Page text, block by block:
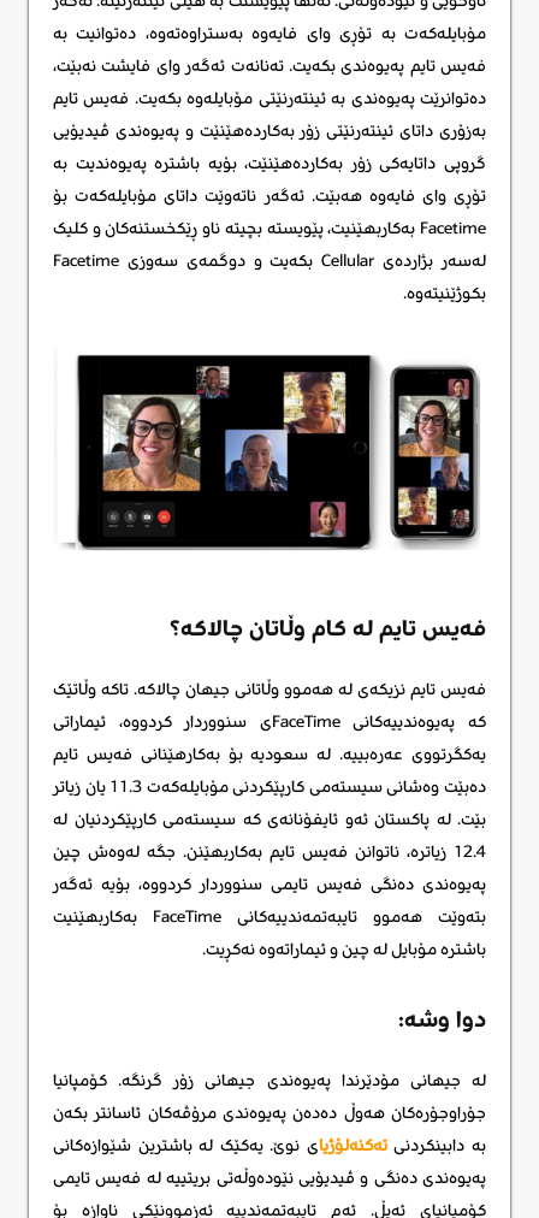
مۆبایلەکەت بە تۆڕی وای فایەوە بەستراوەتەوە، دەتوانیت بە
فەیس تایم پەیوەندی بکەیت. تەنانەت ئەگەر وای فایشت نەبێت،
دەتوانرێت پەیوەندی بە ئینتەرنێتی مۆبایلەوە بکەیت. فەیس تایم
بەزۆری داتای ئینتەرنێتی زۆر بەکاردەهێنێت و پەیوەندی ڤیدیۆیی
گروپی داتایەکی زۆر بەکاردەهێنێت، بۆیە باشترە پەیوەندیت بە
تۆڕی وای فایەوە هەبێت. ئەگەر ناتەوێت داتای مۆبایلەکەت بۆ
Facetime بەکاربهێنیت، پێویستە بچیتە ناو ڕێکخستنەکان و کلیک
لەسەر بژاردەی Cellular بکەیت و دوگمەی سەوزی Facetime
بکوژێنیتەوە.
فەیس تایم لە کام وڵاتان چالاکە؟
فەیس تایم نزیکەی لە هەموو وڵاتانی جیهان چالاکە. تاکە وڵاتێک
کە پەیوەندییەکانی FaceTimeی سنووردار کردووە، ئیماراتی
یەکگرتووی عەرەبییە. لە سعودیە بۆ بەکارهێنانی فەیس تایم
دەبێت وەشانی سیستەمی کارپێکردنی مۆبایلەکەت 11.3 یان زیاتر
بێت. لە پاکستان ئەو ئایفۆنانەی کە سیستەمی کارپێکردنیان لە
12.4 زیاترە، ناتوانن فەیس تایم بەکاربهێنن. جگە لەوەش چین
پەیوەندی دەنگی فەیس تایمی سنووردار کردووە، بۆیە ئەگەر
بتەوێت هەموو تایبەتمەندییەکانی FaceTime بەکاربهێنیت
باشترە مۆبایل لە چین و ئیماراتەوە نەکڕیت.
دوا وشە:
لە جیهانی مۆدێرندا پەیوەندی جیهانی زۆر گرنگە. کۆمپانیا
جۆراوجۆرەکان هەوڵ دەدەن پەیوەندی مرۆڤەکان ئاسانتر بکەن
بە دابینکردنیتەکنەلۆژیای نوێ. یەکێک لە باشترین شێوازەکانی
پەیوەندی دەنگی و ڤیدیۆیی نێودەوڵەتی بریتییە لە فەیس تایمی
کۆمپانیای ئەپڵ. ئەم تایبەتمەندییە ئەزموونێکی ناوازە بۆ